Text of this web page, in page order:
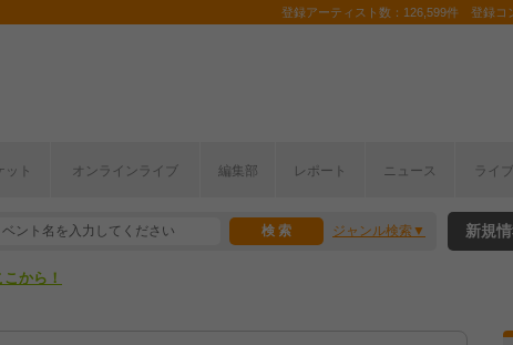
登録アーティスト数：126,599件 登録コ
ット オンラインライブ 編集部 レポート ニュース ライ
ジャンル検索
半期編発表！
から！
新規